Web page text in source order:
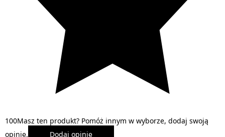
100Masz ten produkt? Pomóż innym w wyborze, dodaj swoją
opinię.
Dodaj opinię